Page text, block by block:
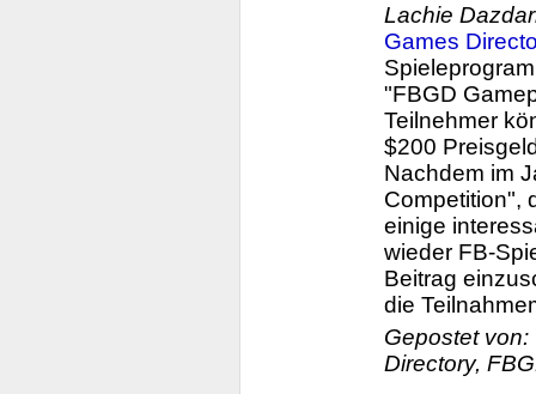
Lachie
Games
"FBGD
Teilnehmer
$200
Nachdem im
Competition",
einige
wieder FB-
Beitrag
die
Gepostet von:
Directory,